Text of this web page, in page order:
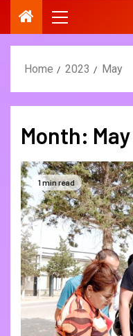
Home 2023 May
Month:
1 min read